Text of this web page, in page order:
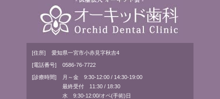
[住所] 愛知県一宮市小赤見字秋吉4
[電話番号] 0586-76-7722
[診療時間]
月～金 9:30-12:00 / 14:30-19:00
最終受付 11:30 / 18:30
水 9:30-12:00/オペ(手術)日